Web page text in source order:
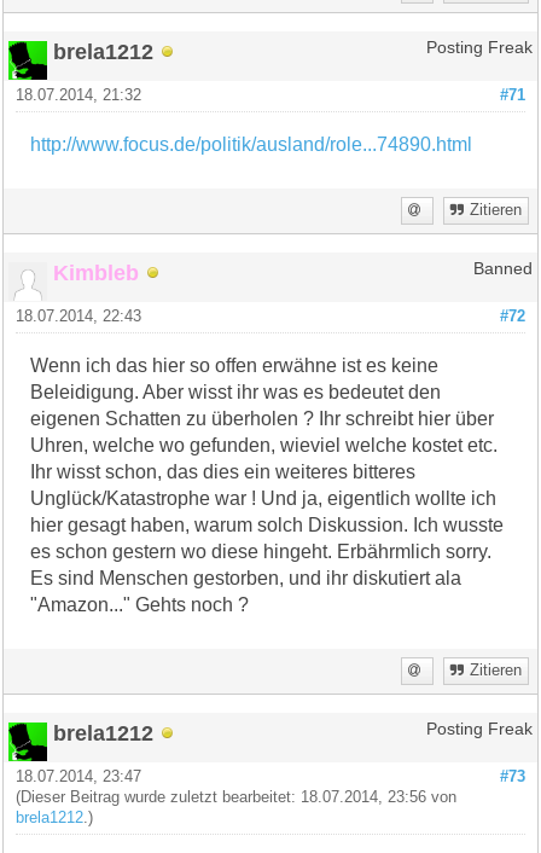
brela1212 Posting Freak
#71
18.07.2014, 21:32
http://www.focus.de/politik/ausland/role...74890.html
Zitieren
Kimbleb Banned
#72
18.07.2014, 22:43
Wenn ich das hier so offen erwähne ist es keine
Beleidigung. Aber wisst ihr was es bedeutet den
eigenen Schatten zu überholen ? Ihr schreibt hier über
Uhren, welche wo gefunden, wieviel welche kostet etc.
Ihr wisst schon, das dies ein weiteres bitteres
Unglück/Katastrophe war ! Und ja, eigentlich wollte ich
hier gesagt haben, warum solch Diskussion. Ich wusste
es schon gestern wo diese hingeht. Erbährmlich sorry.
Es sind Menschen gestorben, und ihr diskutiert ala
"Amazon..." Gehts noch ?
Zitieren
brela1212 Posting Freak
#73
18.07.2014, 23:47
(Dieser Beitrag wurde zuletzt bearbeitet: 18.07.2014, 23:56 von
brela1212 .)